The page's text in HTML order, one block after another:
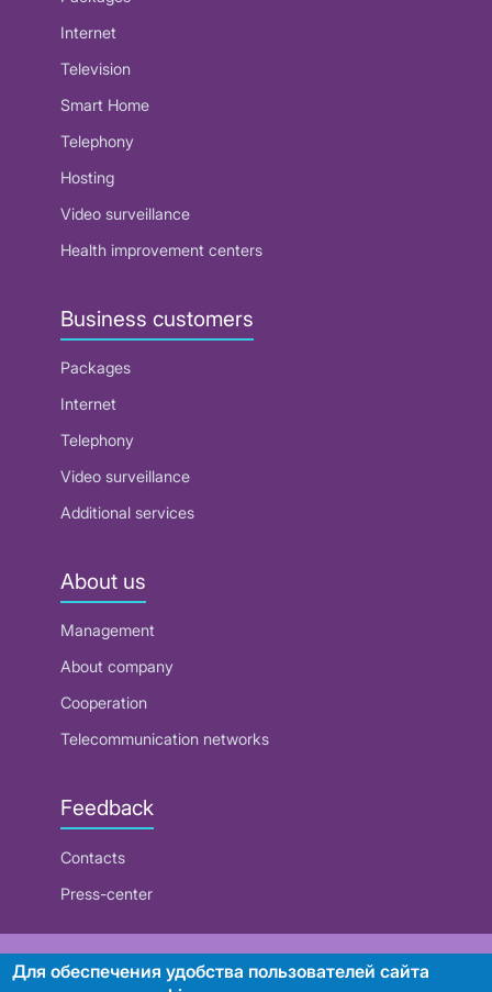
Internet
Television
Smart Home
Telephony
Hosting
Video surveillance
Health improvement centers
Business customers
Packages
Internet
Telephony
Video surveillance
Additional services
About us
Management
About company
Cooperation
Telecommunication networks
Feedback
Contacts
Press-center
RUE "Beltelecom"
Для обеспечения удобства пользователей сайта